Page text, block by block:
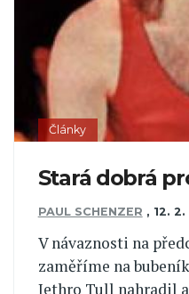
Články
Stará dobrá
PAUL SCHENZER , 12.
V návaznosti na
zaměříme na
Jethro Tull nahradil